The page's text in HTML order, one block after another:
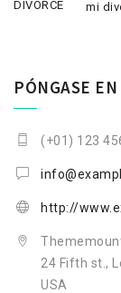
mi
PÓNGASE
(+01) 123
http://
24 Fifth st.,
USA